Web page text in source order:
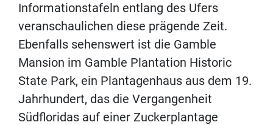
Informationstafeln entlang des Ufers
veranschaulichen diese prägende Zeit.
Ebenfalls sehenswert ist die Gamble
Mansion im Gamble Plantation Historic
State Park, ein Plantagenhaus aus dem 19.
Jahrhundert, das die Vergangenheit
Südfloridas auf einer Zuckerplantage